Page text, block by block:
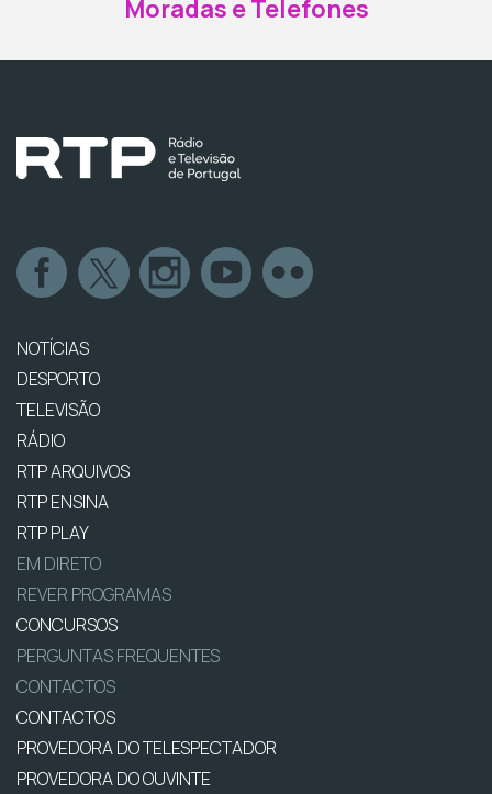
Moradas e Telefones
NOTÍCIAS
DESPORTO
TELEVISÃO
RÁDIO
RTP ARQUIVOS
RTP ENSINA
RTP PLAY
EM DIRETO
REVER PROGRAMAS
CONCURSOS
PERGUNTAS FREQUENTES
CONTACTOS
CONTACTOS
PROVEDORA DO TELESPECTADOR
PROVEDORA DO OUVINTE